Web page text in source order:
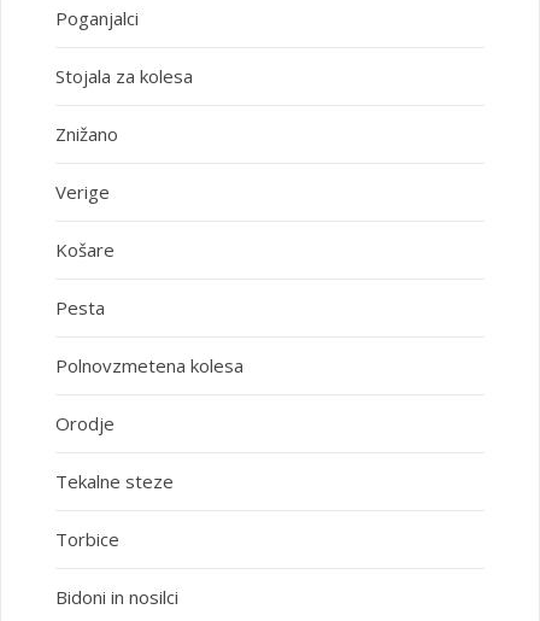
Poganjalci
Stojala za kolesa
Znižano
Verige
Košare
Pesta
Polnovzmetena kolesa
Orodje
Tekalne steze
Torbice
Bidoni in nosilci